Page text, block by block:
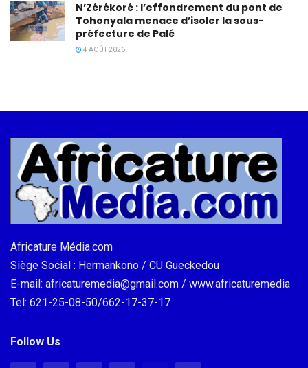
N’Zérékoré : l’effondrement du pont de
Tohonyala menace d’isoler la sous-
préfecture de Palé
4 AOÛT 2026
Africature Média.com
Siège Social : Hermankono / CU Gueckedou
E-mail: africaturemedia@gmail.com / www.africaturemedia
Tel: 621-25-08-50/662-17-37-17
Follow Us